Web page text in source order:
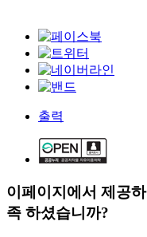
출력
이페이지에서 제공
족 하셨습니까?